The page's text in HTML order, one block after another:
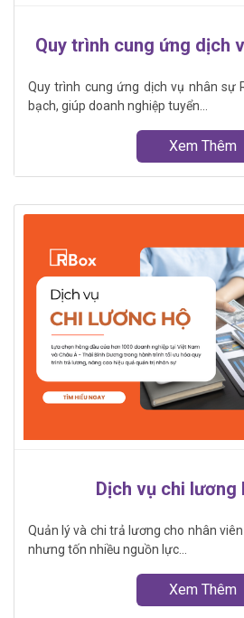
Quy trình cung ứng dịch
Quy trình cung ứng dịch vụ nhân sự
bạch, giúp doanh nghiệp tuyển...
Xem Thêm
Dịch vụ chi lương
Quản lý và chi trả lương cho nhân
nhưng tốn nhiều nguồn lực...
Xem Thêm